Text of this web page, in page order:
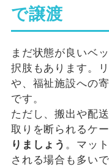
で譲渡
まだ状態が良いベ
択肢もあります。
や、福祉施設への
です。
ただし、搬出や配
取りを断られるケー
りましょう 。マッ
される場合も多いで